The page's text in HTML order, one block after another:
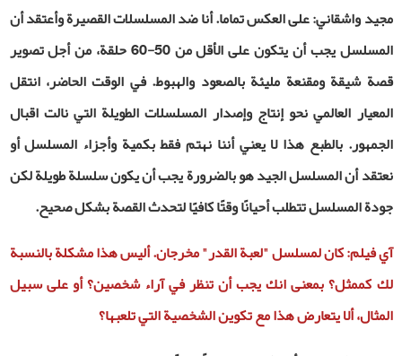
مجيد واشقاني: على العكس تماما. أنا ضد المسلسلات القصيرة وأعتقد أن
المسلسل يجب أن يتكون على الأقل من 50-60 حلقة، من أجل تصوير
قصة شيقة ومقنعة مليئة بالصعود والهبوط. في الوقت الحاضر، انتقل
المعيار العالمي نحو إنتاج وإصدار المسلسلات الطويلة التي نالت اقبال
الجمهور. بالطبع هذا لا يعني أننا نهتم فقط بكمية وأجزاء المسلسل أو
نعتقد أن المسلسل الجيد هو بالضرورة يجب أن يكون سلسلة طويلة لكن
جودة المسلسل تتطلب أحيانًا وقتًا كافيًا لتحدث القصة بشكل صحيح.
آي فيلم: كان لمسلسل "لعبة القدر" مخرجان. أليس هذا مشكلة بالنسبة
لك كممثل؟ بمعنى انك يجب أن تنظر في آراء شخصين؟ أو على سبيل
المثال، ألا يتعارض هذا مع تكوين الشخصية التي تلعبها؟